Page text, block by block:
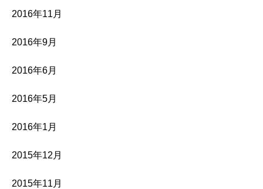
2016年11月
2016年9月
2016年6月
2016年5月
2016年1月
2015年12月
2015年11月